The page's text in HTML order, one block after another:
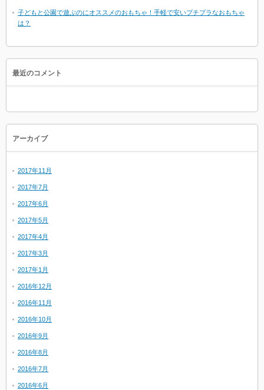
子どもと公園で遊ぶのにオススメのおもちゃ！手軽で安いプチプラなおもちゃ
は？
最近のコメント
アーカイブ
2017年11月
2017年7月
2017年6月
2017年5月
2017年4月
2017年3月
2017年1月
2016年12月
2016年11月
2016年10月
2016年9月
2016年8月
2016年7月
2016年6月